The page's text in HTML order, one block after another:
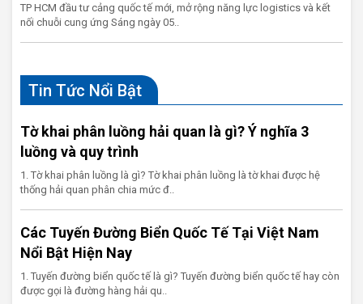
TP HCM đầu tư cảng quốc tế mới, mở rộng năng lực logistics và kết
nối chuỗi cung ứng Sáng ngày 05..
Tin Tức Nổi Bật
Tờ khai phân luồng hải quan là gì? Ý nghĩa 3
luồng và quy trình
1. Tờ khai phân luồng là gì? Tờ khai phân luồng là tờ khai được hệ
thống hải quan phân chia mức đ..
Các Tuyến Đường Biển Quốc Tế Tại Việt Nam
Nổi Bật Hiện Nay
1. Tuyến đường biển quốc tế là gì? Tuyến đường biển quốc tế hay còn
được gọi là đường hàng hải qu..